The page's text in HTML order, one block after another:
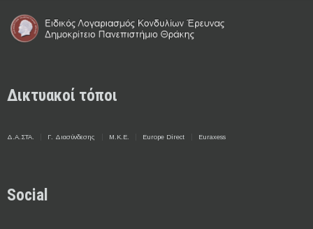
Δικτυακοί τόποι
Δ.Α.ΣΤΑ. Γ. Διασύνδεσης Μ.Κ.Ε. Europe Direct Euraxess
Social